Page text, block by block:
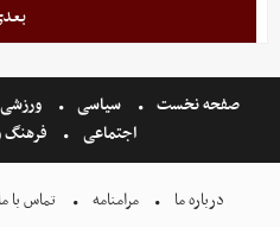
صفحه نخست سیاسی ورزشی
اجتماعی
فرهنگ
درباره ما مرامنامه تماس با ما